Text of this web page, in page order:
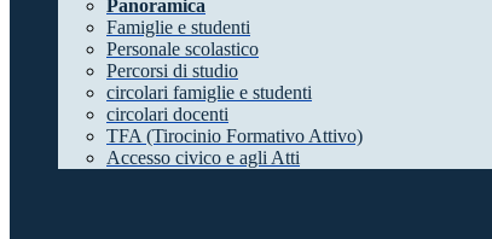
Panoramica
Famiglie e studenti
Personale scolastico
Percorsi di studio
circolari famiglie e studenti
circolari docenti
TFA (Tirocinio Formativo Attivo)
Accesso civico e agli Atti